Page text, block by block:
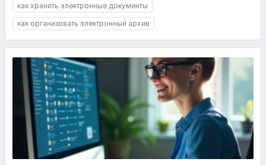
как хранить электронные документы
как организовать электронный архив